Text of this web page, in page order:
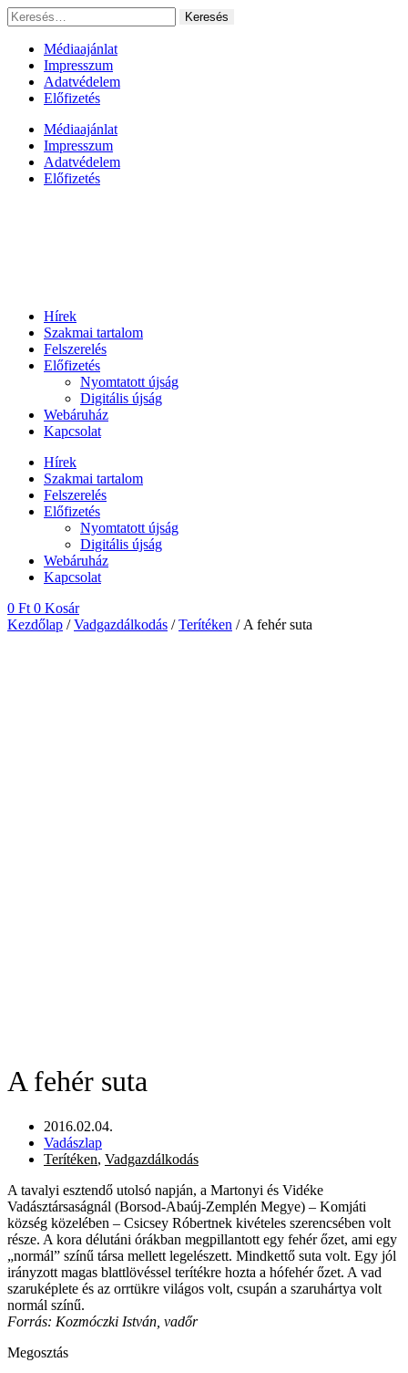
Ugrás
a
tartalomhoz
Keresés:
Médiaajánlat
Impresszum
Adatvédelem
Előfizetés
Médiaajánlat
Impresszum
Adatvédelem
Előfizetés
Hírek
Szakmai tartalom
Felszerelés
Előfizetés
Nyomtatott újság
Digitális újság
Webáruház
Kapcsolat
Hírek
Szakmai tartalom
Felszerelés
Előfizetés
Nyomtatott újság
Digitális újság
Webáruház
Kapcsolat
0 Ft 0 Kosár
Kezdőlap /Vadgazdálkodás /Terítéken / A fehér suta
A fehér suta
2016.02.04.
Vadászlap
Terítéken, Vadgazdálkodás
A tavalyi esztendő utolsó napján, a Martonyi és Vidéke
Vadásztársaságnál (Borsod-Abaúj-Zemplén Megye) – Komjáti
község közelében – Csicsey Róbertnek kivételes szerencsében volt
része. A kora délutáni órákban megpillantott egy fehér őzet, ami egy
„normál” színű társa mellett legelészett. Mindkettő suta volt. Egy jól
irányzott magas blattlövéssel terítékre hozta a hófehér őzet. A vad
szaruképlete és az orrtükre világos volt, csupán a szaruhártya volt
normál színű.
Forrás: Kozmóczki István, vadőr
Megosztás